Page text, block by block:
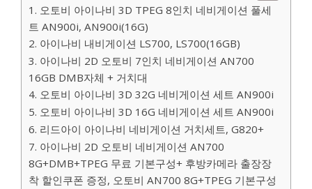
1. 오토비 아이나비 3D TPEG 8인치 네비게이션 풀세
트 AN900i, AN900i(16G)
2. 아이나비 내비게이션 LS700, LS700(16GB)
3. 아이나비 2D 오토비 7인치 네비게이션 AN700
16GB DMB자체 + 거치대
4. 오토비 아이나비 3D 32G 네비게이션 세트 AN900i
5. 오토비 아이나비 3D 16G 네비게이션 세트 AN900i
6. 리드아이 아이나비 네비게이션 거치세트, G820+
7. 아이나비 2D 오토비 네비게이션 AN700
8G+DMB+TPEG 무료 기본구성+ 후방카메라 출장장
착 할인쿠폰 증정, 오토비 AN700 8G+TPEG 기본구성